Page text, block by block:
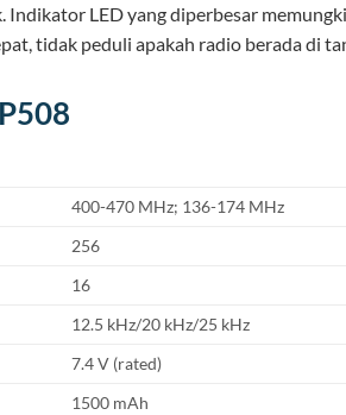
Indikator LED yang diperbesar
tidak peduli apakah radio berada di
400-470 MHz; 136-174 MHz
256
16
12.5 kHz/20 kHz/25 kHz
7.4 V (rated)
1500 mAh